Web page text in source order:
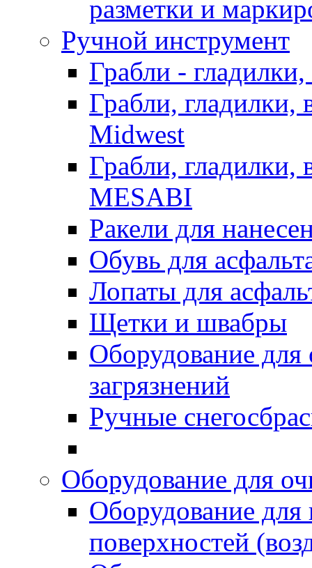
разметки и
Ручной инструмент
Грабли -
Грабли, гладилки,
Midwest
Грабли, гладилки,
MESABI
Ракели для
Обувь для
Лопаты для
Щетки и швабры
Оборудование для
загрязнений
Ручные
Оборудование для
Оборудование
поверхностей